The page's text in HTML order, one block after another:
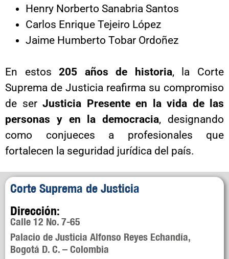
Henry Norberto Sanabria Santos
Carlos Enrique Tejeiro López
Jaime Humberto Tobar Ordoñez
En estos205 años de historia, la Corte
Suprema de Justicia reafirma su compromiso
de ser Justicia Presente en la vida de las
personas y en la democracia, designando
como conjueces a profesionales que
fortalecen la seguridad jurídica del país.
Corte Suprema de Justicia
Dirección:
Calle 12 No. 7-65
Palacio de Justicia Alfonso Reyes Echandía,
Bogotá D. C. – Colombia